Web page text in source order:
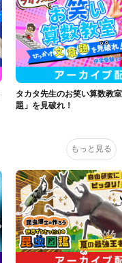
タカタ先生のお笑い算数教
題」を見破れ！
もっと見る